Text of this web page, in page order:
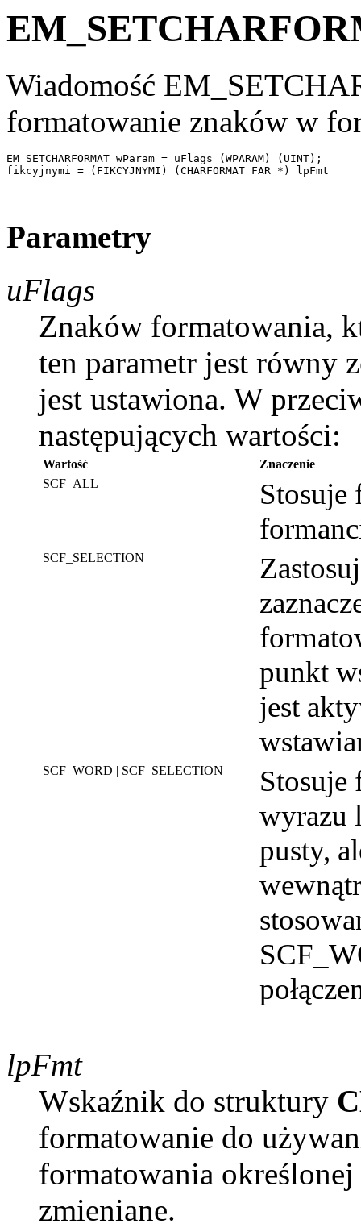
Wiadomość
formatowanie znaków w
EM_SETCHARFORMAT wParam = uFlags (WPARAM) (UINT);
fikcyjnymi = (FIKCYJNYMI) (CHARFORMAT FAR *) lpFmt
Parametry
uFlags
Znaków formatowania,
ten parametr jest równy
jest ustawiona. W
następujących wartości:
Wartość
Znaczenie
SCF_ALL
Stosuje
SCF_SELECTION
punkt
jest
SCF_WORD | SCF_SELECTION
Stosuje
wyrazu
pusty,
lpFmt
Wskaźnik do struktury
formatowanie do
formatowania
zmieniane.